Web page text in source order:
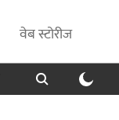
वेब स्टोरीज